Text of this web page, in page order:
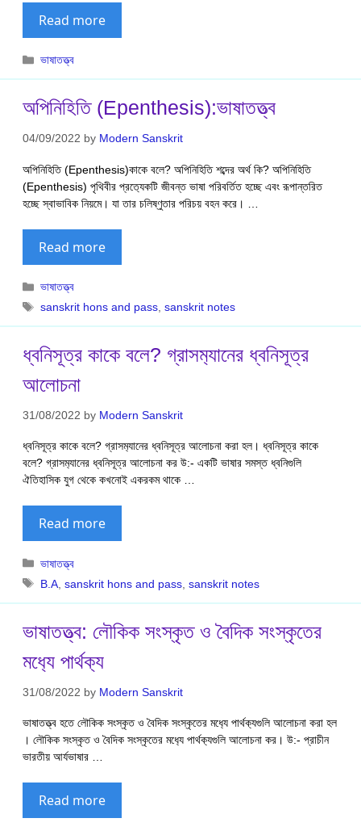
Read more
Categories
ভাষাতত্ত্ব
অপিনিহিতি (Epenthesis):ভাষাতত্ত্ব
04/09/2022 by Modern Sanskrit
অপিনিহিতি (Epenthesis)কাকে বলে? অপিনিহিতি শব্দের অর্থ কি? অপিনিহিতি
(Epenthesis) পৃথিবীর প্রত‍্যেকটি জীবন্ত ভাষা পরিবর্তিত হচ্ছে এবং রূপান্তরিত
হচ্ছে স্বাভাবিক নিয়মে। যা তার চলিষ্ণুতার পরিচয় বহন করে। …
Read more
Categories
ভাষাতত্ত্ব
Tags
sanskrit hons and pass ,sanskrit notes
ধ্বনিসূত্র কাকে বলে? গ্রাসম‍্যানের ধ্বনিসূত্র
আলোচনা
31/08/2022 by Modern Sanskrit
ধ্বনিসূত্র কাকে বলে? গ্রাসম‍্যানের ধ্বনিসূত্র আলোচনা করা হল। ধ্বনিসূত্র কাকে
বলে? গ্রাসম‍্যানের ধ্বনিসূত্র আলোচনা কর উ:- একটি ভাষার সমস্ত ধ্বনিগুলি
ঐতিহাসিক যুগ থেকে কখনোই একরকম থাকে …
Read more
Categories
ভাষাতত্ত্ব
Tags
B.A ,sanskrit hons and pass ,sanskrit notes
ভাষাতত্ত্ব: লৌকিক সংস্কৃত ও বৈদিক সংস্কৃতের
মধ‍্যে পার্থক‍্য
31/08/2022 by Modern Sanskrit
ভাষাতত্ত্ব হতে লৌকিক সংস্কৃত ও বৈদিক সংস্কৃতের মধ‍্যে পার্থক‍্যগুলি আলোচনা করা হল
। লৌকিক সংস্কৃত ও বৈদিক সংস্কৃতের মধ‍্যে পার্থক‍্যগুলি আলোচনা কর। উ:- প্রাচীন
ভারতীয় আর্যভাষার …
Read more